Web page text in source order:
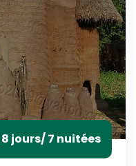
8 jours/ 7 nuitées